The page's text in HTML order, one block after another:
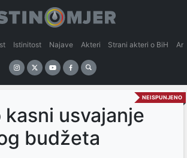
Istinitost Najave Akteri Strani akteri o BiH
NEISPUNJENO
kasni usvajanje
budžeta